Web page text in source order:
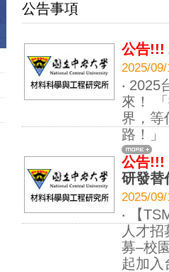
公告事項
公告!!!
2025/
‧
來！
界，等
路！
公告!!!
研發替
2025/
‧ 【
人才
募–校
起加入